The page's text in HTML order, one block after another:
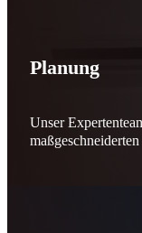
Jede gerettete Maschine
Reparieren statt
Schicker. Wir bringen’s
Planung
Unser